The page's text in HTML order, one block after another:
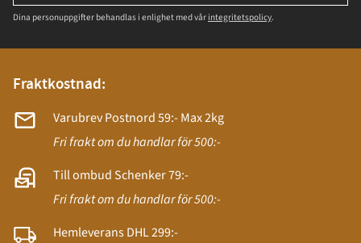
Dina personuppgifter behandlas i enlighet med vår integritetspolicy.
Fraktkostnad:
Varubrev Postnord 59:- Max 2kg
Fri frakt om du handlar för 500:-
Till ombud Schenker 79:-
Fri frakt om du handlar för 500:-
Hemleverans DHL 299:-